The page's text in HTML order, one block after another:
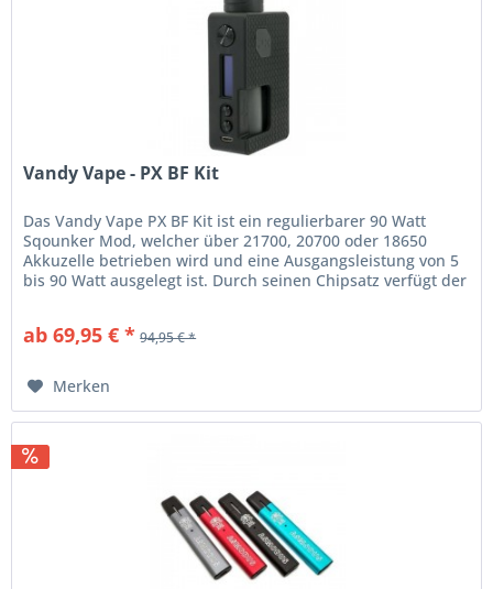
Vandy Vape - PX BF Kit
Das Vandy Vape PX BF Kit ist ein regulierbarer 90 Watt
Sqounker Mod, welcher über 21700, 20700 oder 18650
Akkuzelle betrieben wird und eine Ausgangsleistung von 5
bis 90 Watt ausgelegt ist. Durch seinen Chipsatz verfügt der
ab 69,95 € * 94,95 € *
Merken